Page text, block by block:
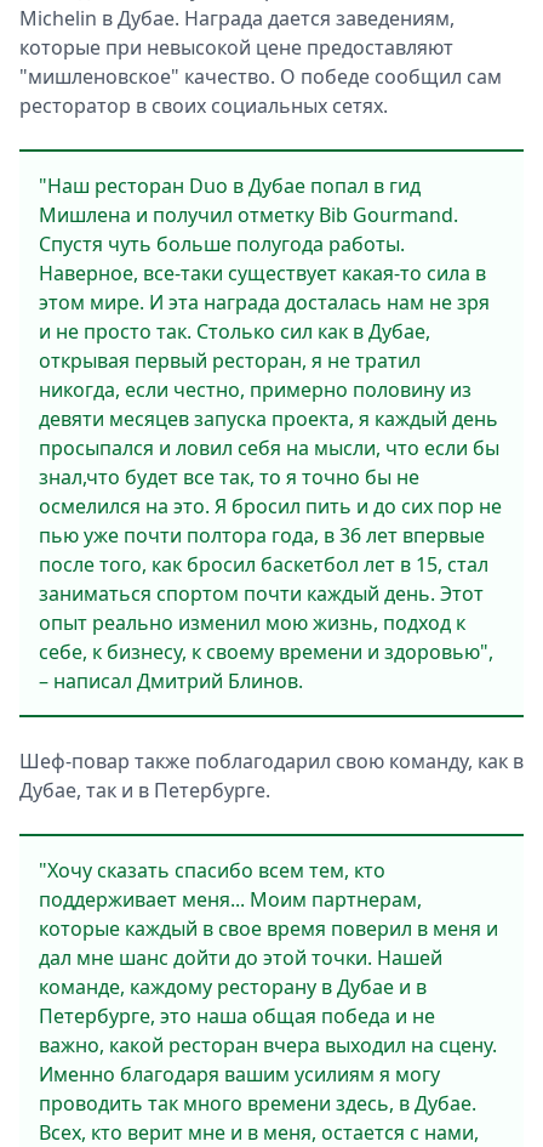
Michelin в Дубае. Награда дается заведениям,
которые при невысокой цене предоставляют
"мишленовское" качество. О победе сообщил сам
ресторатор в своих социальных сетях.
"Наш ресторан Duo в Дубае попал в гид
Мишлена и получил отметку Bib Gourmand.
Спустя чуть больше полугода работы.
Наверное, все-таки существует какая-то сила в
этом мире. И эта награда досталась нам не зря
и не просто так. Столько сил как в Дубае,
открывая первый ресторан, я не тратил
никогда, если честно, примерно половину из
девяти месяцев запуска проекта, я каждый день
просыпался и ловил себя на мысли, что если бы
знал,что будет все так, то я точно бы не
осмелился на это. Я бросил пить и до сих пор не
пью уже почти полтора года, в 36 лет впервые
после того, как бросил баскетбол лет в 15, стал
заниматься спортом почти каждый день. Этот
опыт реально изменил мою жизнь, подход к
себе, к бизнесу, к своему времени и здоровью",
– написал Дмитрий Блинов.
Шеф-повар также поблагодарил свою команду, как в
Дубае, так и в Петербурге.
"Хочу сказать спасибо всем тем, кто
поддерживает меня... Моим партнерам,
которые каждый в свое время поверил в меня и
дал мне шанс дойти до этой точки. Нашей
команде, каждому ресторану в Дубае и в
Петербурге, это наша общая победа и не
важно, какой ресторан вчера выходил на сцену.
Именно благодаря вашим усилиям я могу
проводить так много времени здесь, в Дубае.
Всех, кто верит мне и в меня, остается с нами,